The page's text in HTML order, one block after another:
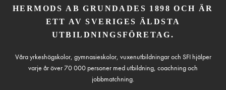
HERMODS AB GRUNDADES 1898 OCH ÄR
ETT AV SVERIGES ÄLDSTA
UTBILDNINGSFÖRETAG.
Våra yrkeshögskolor, gymnasieskolor, vuxenutbildningar och SFI hjälper
varje år över 70 000 personer med utbildning, coachning och
jobbmatchning.